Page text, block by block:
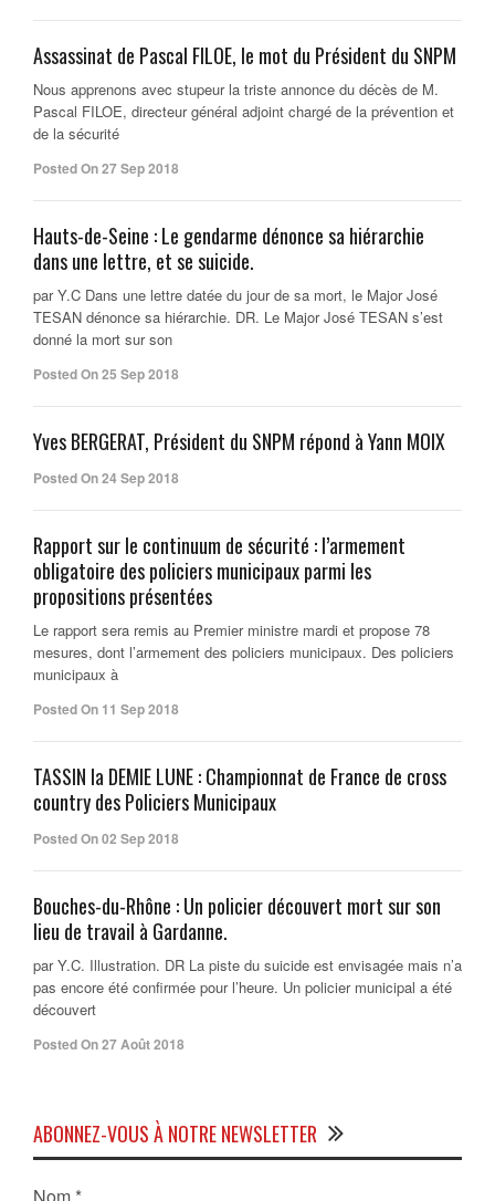
Assassinat de Pascal FILOE, le mot du Président du SNPM
Nous apprenons avec stupeur la triste annonce du décès de M.
Pascal FILOE, directeur général adjoint chargé de la prévention et
de la sécurité
Posted On 27 Sep 2018
Hauts-de-Seine : Le gendarme dénonce sa hiérarchie
dans une lettre, et se suicide.
par Y.C Dans une lettre datée du jour de sa mort, le Major José
TESAN dénonce sa hiérarchie. DR. Le Major José TESAN s’est
donné la mort sur son
Posted On 25 Sep 2018
Yves BERGERAT, Président du SNPM répond à Yann MOIX
Posted On 24 Sep 2018
Rapport sur le continuum de sécurité : l’armement
obligatoire des policiers municipaux parmi les
propositions présentées
Le rapport sera remis au Premier ministre mardi et propose 78
mesures, dont l’armement des policiers municipaux. Des policiers
municipaux à
Posted On 11 Sep 2018
TASSIN la DEMIE LUNE : Championnat de France de cross
country des Policiers Municipaux
Posted On 02 Sep 2018
Bouches-du-Rhône : Un policier découvert mort sur son
lieu de travail à Gardanne.
par Y.C. Illustration. DR La piste du suicide est envisagée mais n’a
pas encore été confirmée pour l’heure. Un policier municipal a été
découvert
Posted On 27 Août 2018
ABONNEZ-VOUS À NOTRE NEWSLETTER